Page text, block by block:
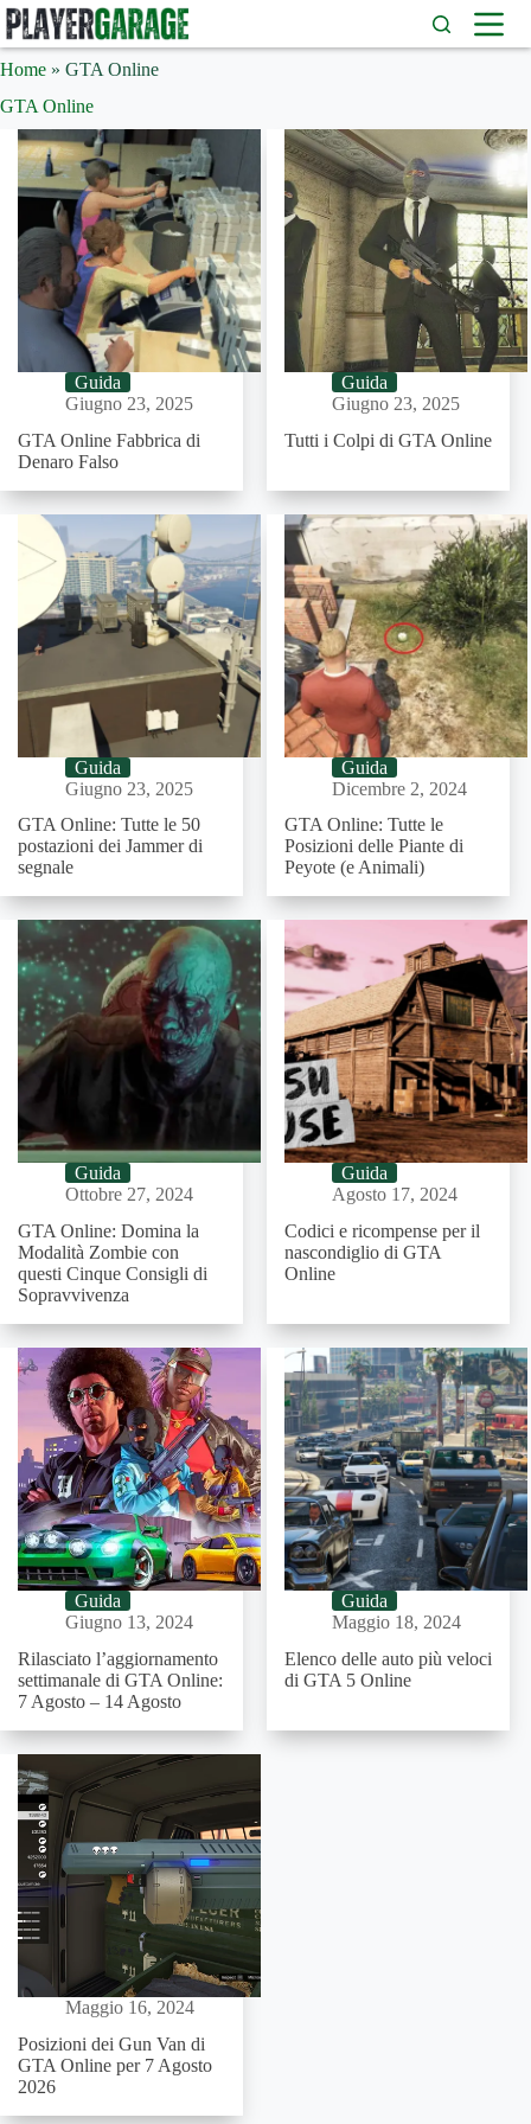
Salta
al
contenuto
Home » GTA Online
GTA Online
Guida
Giugno 23, 2025
GTA Online Fabbrica di
Denaro Falso
Guida
Giugno 23, 2025
Tutti i Colpi di GTA Online
Guida
Giugno 23, 2025
GTA Online: Tutte le 50
postazioni dei Jammer di
segnale
Guida
Dicembre 2, 2024
GTA Online: Tutte le
Posizioni delle Piante di
Peyote (e Animali)
Guida
Ottobre 27, 2024
GTA Online: Domina la
Modalità Zombie con
questi Cinque Consigli di
Sopravvivenza
Guida
Agosto 17, 2024
Codici e ricompense per il
nascondiglio di GTA
Online
Guida
Giugno 13, 2024
Rilasciato l’aggiornamento
settimanale di GTA Online:
7 Agosto – 14 Agosto
Guida
Maggio 18, 2024
Elenco delle auto più veloci
di GTA 5 Online
Maggio 16, 2024
Posizioni dei Gun Van di
GTA Online per 7 Agosto
2026